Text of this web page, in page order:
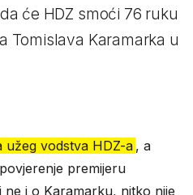
će HDZ smoći 76 ruku
Tomislava Karamarka u
užeg vodstva HDZ-a , a
premijeru
ne i o Karamarku, nitko nije